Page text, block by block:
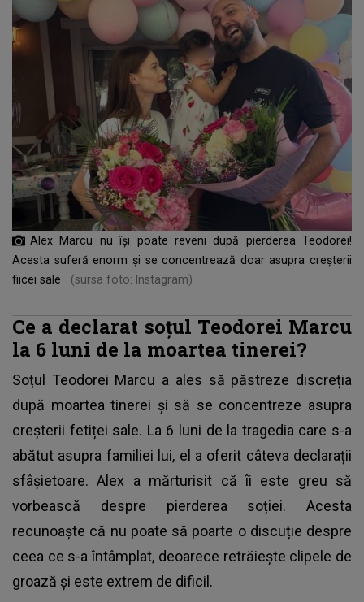
Alex Marcu nu își poate reveni după pierderea Teodorei!
Acesta suferă enorm și se concentrează doar asupra creșterii
fiicei sale
(sursa foto: Instagram)
Ce a declarat soțul Teodorei Marcu
la 6 luni de la moartea tinerei?
Soțul Teodorei Marcu a ales să păstreze discreția
după moartea tinerei și să se concentreze asupra
creșterii fetiței sale. La 6 luni de la tragedia care s-a
abătut asupra familiei lui, el a oferit câteva declarații
sfâșietoare. Alex a mărturisit că îi este greu să
vorbească despre pierderea soției. Acesta
recunoaște că nu poate să poarte o discuție despre
ceea ce s-a întâmplat, deoarece retrăiește clipele de
groază și este extrem de dificil.